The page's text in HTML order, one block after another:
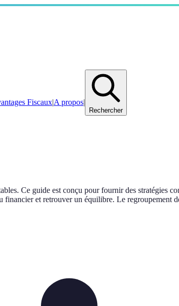
Fiscaux|A propos|
Rechercher
Ce guide est conçu pour fournir des stratégies
et retrouver un équilibre. Le regroupement